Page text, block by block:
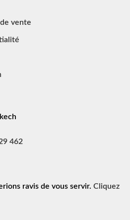
vente
462
ravis de vous servir. Cliquez